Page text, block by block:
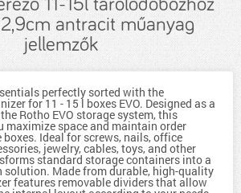
11-15l tárolódobozhoz
antracit műanyag
jellemzők
perfectly sorted with the
for 11 - 15 l boxes EVO. Designed as a
Rotho EVO storage system, this
maximize space and maintain order
Ideal for screws, nails, office
jewelry, cables, toys, and other
standard storage containers into a
Made from durable, high-quality
features removable dividers that allow